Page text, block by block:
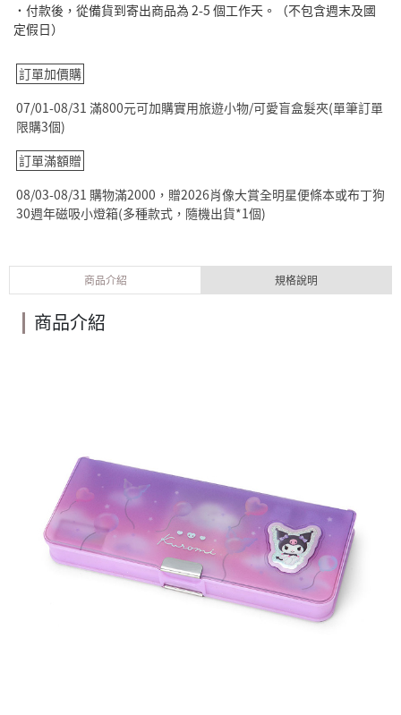
˙付款後，從備貨到寄出商品為 2-5 個工作天。（不包含週末及國
定假日）
訂單加價購
07/01-08/31 滿800元可加購實用旅遊小物/可愛盲盒髮夾(單筆訂單
限購3個)
訂單滿額贈
08/03-08/31 購物滿2000，贈2026肖像大賞全明星便條本或布丁狗
30週年磁吸小燈箱(多種款式，隨機出貨*1個)
商品介紹 規格說明
商品介紹